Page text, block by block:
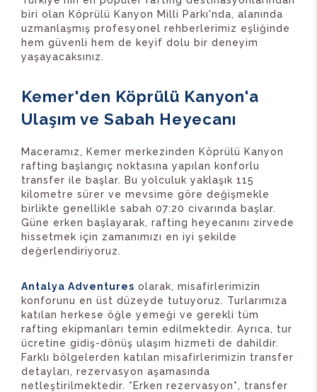
biri olan Köprülü Kanyon Milli Parkı'nda, alanında
uzmanlaşmış profesyonel rehberlerimiz eşliğinde
hem güvenli hem de keyif dolu bir deneyim
yaşayacaksınız.
Kemer'den Köprülü Kanyon'a
Ulaşım ve Sabah Heyecanı
Maceramız, Kemer merkezinden Köprülü Kanyon
rafting başlangıç noktasına yapılan konforlu
transfer ile başlar. Bu yolculuk yaklaşık 115
kilometre sürer ve mevsime göre değişmekle
birlikte genellikle sabah 07:20 civarında başlar.
Güne erken başlayarak, rafting heyecanını zirvede
hissetmek için zamanımızı en iyi şekilde
değerlendiriyoruz.
Antalya Adventures olarak, misafirlerimizin
konforunu en üst düzeyde tutuyoruz. Turlarımıza
katılan herkese öğle yemeği ve gerekli tüm
rafting ekipmanları temin edilmektedir. Ayrıca, tur
ücretine gidiş-dönüş ulaşım hizmeti de dahildir.
Farklı bölgelerden katılan misafirlerimizin transfer
detayları, rezervasyon aşamasında
netleştirilmektedir. *Erken rezervasyon*, transfer